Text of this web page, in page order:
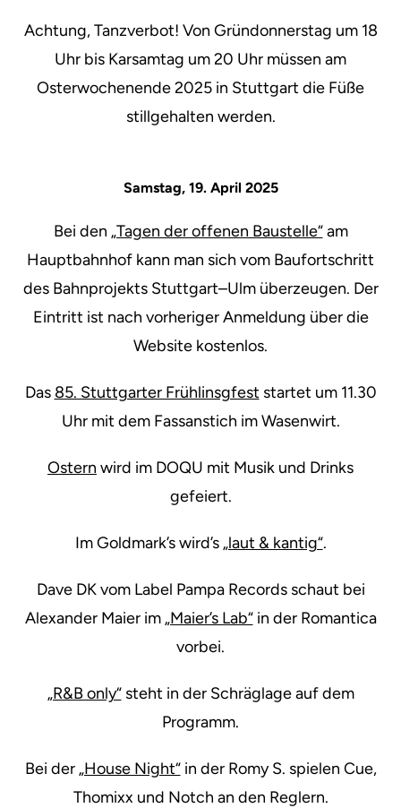
Achtung, Tanzverbot! Von Gründonnerstag um 18
Uhr bis Karsamtag um 20 Uhr müssen am
Osterwochenende 2025 in Stuttgart die Füße
stillgehalten werden.
Samstag, 19. April 2025
Bei den „Tagen der offenen Baustelle“am
Hauptbahnhof kann man sich vom Baufortschritt
des Bahnprojekts Stuttgart–Ulm überzeugen. Der
Eintritt ist nach vorheriger Anmeldung über die
Website kostenlos.
Das 85. Stuttgarter Frühlinsgfest startet um 11.30
Uhr mit dem Fassanstich im Wasenwirt.
Ostern wird im DOQU mit Musik und Drinks
gefeiert.
Im Goldmark’s wird’s „laut & kantig“.
Dave DK vom Label Pampa Records schaut bei
Alexander Maier im „Maier’s Lab“in der Romantica
vorbei.
„R&B only“steht in der Schräglage auf dem
Programm.
Bei der „House Night“in der Romy S. spielen Cue,
Thomixx und Notch an den Reglern.